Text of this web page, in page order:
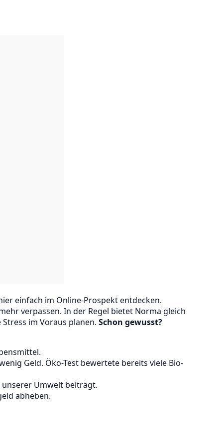
einfach im Online-Prospekt entdecken.
verpassen. In der Regel bietet Norma gleich
im Voraus planen. Schon gewusst?
Geld. Öko-Test bewertete bereits viele Bio-
unserer Umwelt beiträgt.
abheben.